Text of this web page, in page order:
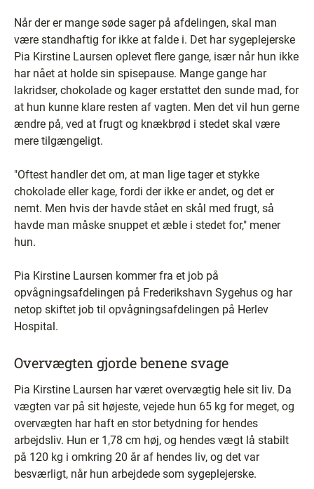
Når der er mange søde sager på afdelingen, skal man
være standhaftig for ikke at falde i. Det har sygeplejerske
Pia Kirstine Laursen oplevet flere gange, især når hun ikke
har nået at holde sin spisepause. Mange gange har
lakridser, chokolade og kager erstattet den sunde mad, for
at hun kunne klare resten af vagten. Men det vil hun gerne
ændre på, ved at frugt og knækbrød i stedet skal være
mere tilgængeligt.
"Oftest handler det om, at man lige tager et stykke
chokolade eller kage, fordi der ikke er andet, og det er
nemt. Men hvis der havde stået en skål med frugt, så
havde man måske snuppet et æble i stedet for," mener
hun.
Pia Kirstine Laursen kommer fra et job på
opvågningsafdelingen på Frederikshavn Sygehus og har
netop skiftet job til opvågningsafdelingen på Herlev
Hospital.
Overvægten gjorde benene svage
Pia Kirstine Laursen har været overvægtig hele sit liv. Da
vægten var på sit højeste, vejede hun 65 kg for meget, og
overvægten har haft en stor betydning for hendes
arbejdsliv. Hun er 1,78 cm høj, og hendes vægt lå stabilt
på 120 kg i omkring 20 år af hendes liv, og det var
besværligt, når hun arbejdede som sygeplejerske.